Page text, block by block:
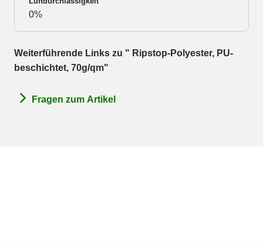
0%
Weiterführende Links zu " Ripstop-Polyester, PU-
beschichtet, 70g/qm"
Fragen zum Artikel